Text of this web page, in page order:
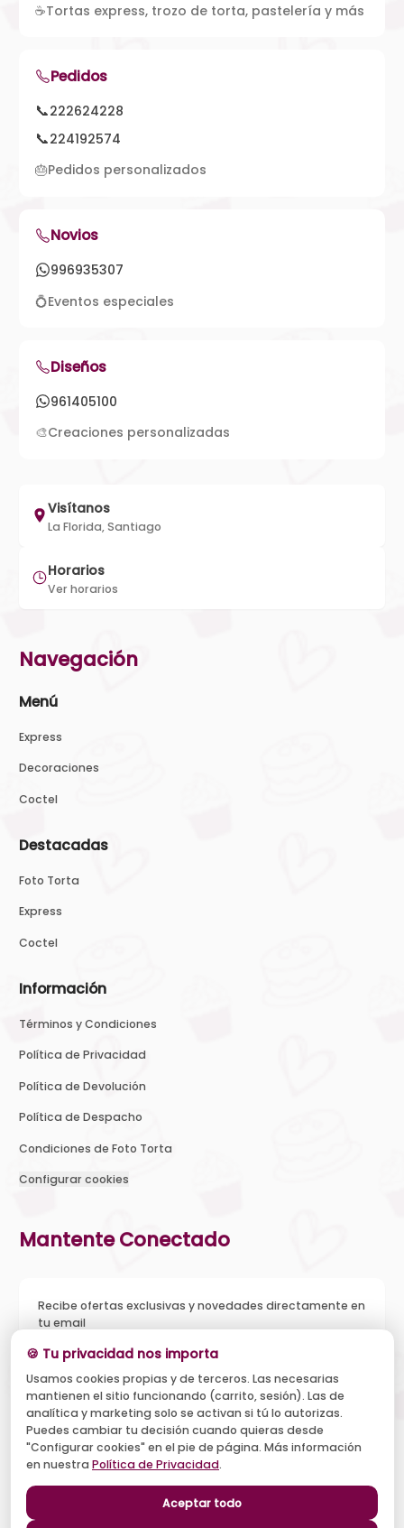
☕Tortas express, trozo de torta, pastelería y más
Pedidos
📞222624228
📞224192574
🎂Pedidos personalizados
Novios
996935307
💍Eventos especiales
Diseños
961405100
🎨Creaciones personalizadas
Visítanos
La Florida, Santiago
Horarios
Ver horarios
Navegación
Menú
Express
Decoraciones
Coctel
Destacadas
Foto Torta
Express
Coctel
Información
Términos y Condiciones
Política de Privacidad
Política de Devolución
Política de Despacho
Condiciones de Foto Torta
Configurar cookies
Mantente Conectado
Recibe ofertas exclusivas y novedades directamente en
tu email
Acepto recibir novedades y ofertas, y el tratamiento de mi
email según la Política de Privacidad . Puedo darme de baja
cuando quiera.
Suscribirse
🍪 Tu privacidad nos importa
Usamos cookies propias y de terceros. Las necesarias
mantienen el sitio funcionando (carrito, sesión). Las de
analítica y marketing solo se activan si tú lo autorizas.
Puedes cambiar tu decisión cuando quieras desde
"Configurar cookies" en el pie de página. Más información
en nuestra Política de Privacidad.
Aceptar todo